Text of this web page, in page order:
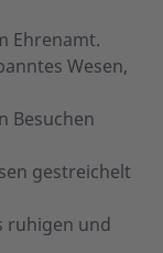
Ehrenamt.
Wesen,
Besuchen
gestreichelt
ruhigen und